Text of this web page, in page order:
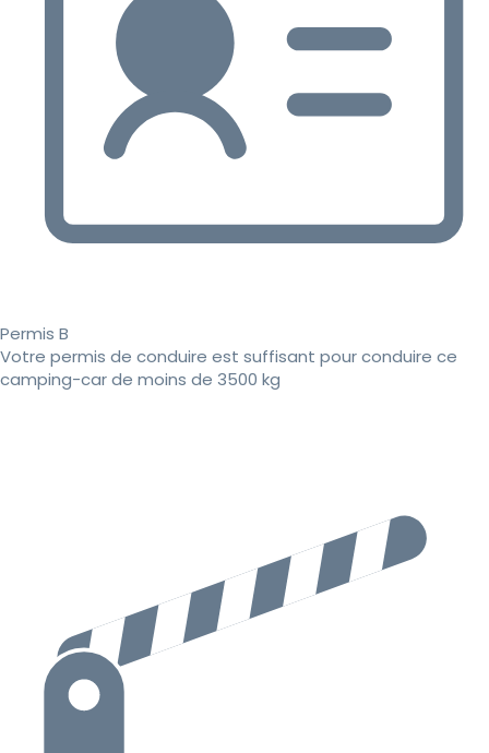
Permis B
Votre permis de conduire est suffisant pour conduire ce
camping-car de moins de 3500 kg